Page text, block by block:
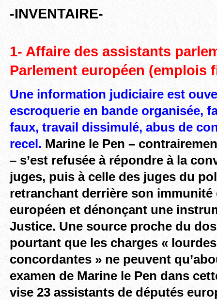
-INVENTAIRE-
1- Affaire des assistants
Parlement européen (emplois
Une information judiciaire est
escroquerie en bande organisée,
faux, travail dissimulé, abus de
recel. Marine le Pen –
– s’est refusée à répondre à la
juges, puis à celle des juges du
retranchant derrière son immunité
européen et dénonçant une
Justice. Une source proche du
pourtant que les charges «
concordantes » ne peuvent
examen de Marine le Pen dans
vise 23 assistants de députés